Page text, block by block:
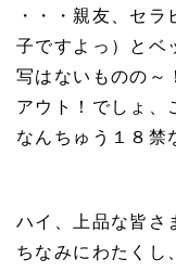
・・・親友、セ
子ですよっ）とベ
写はないものの～
アウト！でしょ、
なんちゅう１８禁
ハイ、上品な皆さ
ちなみにわたくし